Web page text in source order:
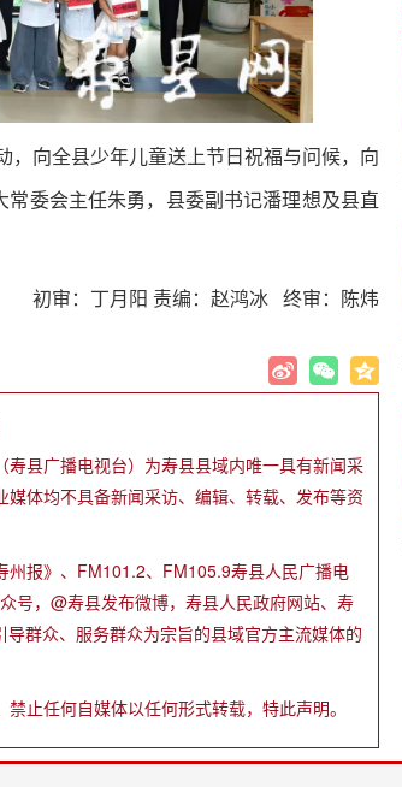
向全县少年儿童送上节日祝福与问候，向
委会主任朱勇，县委副书记潘理想及县直
初审：丁月阳 责编：赵鸿冰 终审：陈炜
县广播电视台）为寿县县域内唯一具有新闻采
体均不具备新闻采访、编辑、转载、发布等资
报》、FM101.2、FM105.9寿县人民广播电
号，@寿县发布微博，寿县人民政府网站、寿
群众、服务群众为宗旨的县域官方主流媒体的
止任何自媒体以任何形式转载，特此声明。